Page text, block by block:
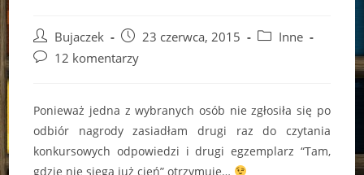
Post
author:
Bujaczek
Post
published:
23 czerwca, 2015
PostInne
Post12 komentarzy
Ponieważ jedna z wybranych osób nie zgłosiła się po
odbiór nagrody zasiadłam drugi raz do czytania
konkursowych odpowiedzi i drugi egzemplarz “Tam,
gdzie nie sięga już cień” otrzymuje…